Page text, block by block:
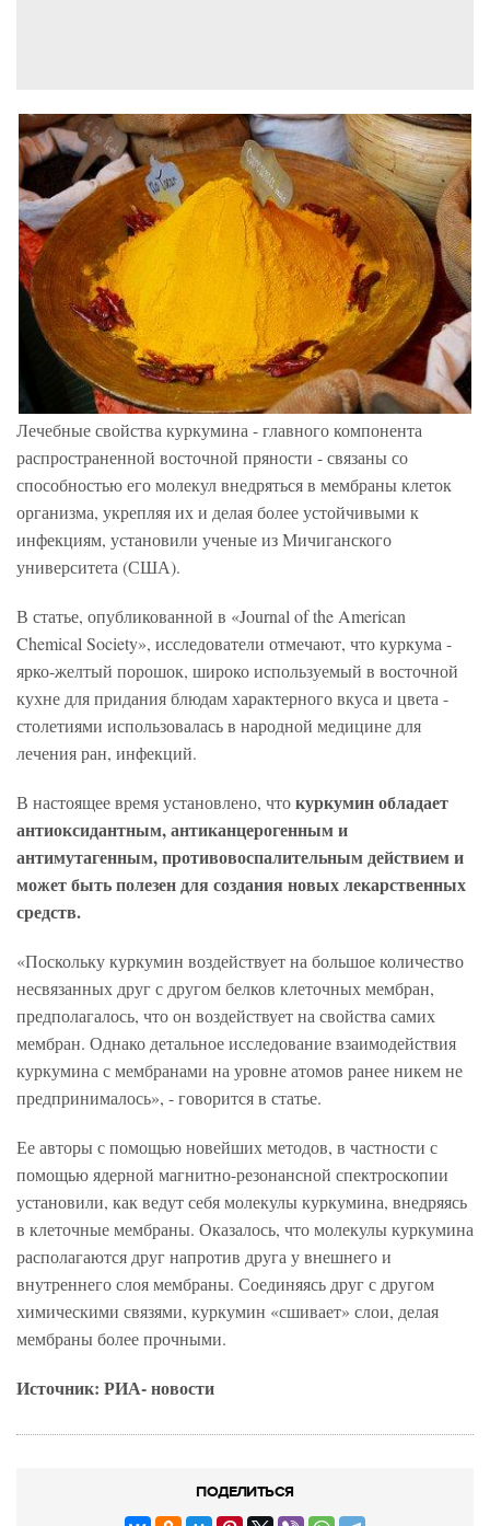
Лечебные свойства куркумина - главного компонента
распространенной восточной пряности - связаны со
способностью его молекул внедряться в мембраны клеток
организма, укрепляя их и делая более устойчивыми к
инфекциям, установили ученые из Мичиганского
университета (США).
В статье, опубликованной в «Journal of the American
Chemical Society», исследователи отмечают, что куркума -
ярко-желтый порошок, широко используемый в восточной
кухне для придания блюдам характерного вкуса и цвета -
столетиями использовалась в народной медицине для
лечения ран, инфекций.
В настоящее время установлено, чтокуркумин обладает
антиоксидантным, антиканцерогенным и
антимутагенным, противовоспалительным действием и
может быть полезен для создания новых лекарственных
средств.
«Поскольку куркумин воздействует на большое количество
несвязанных друг с другом белков клеточных мембран,
предполагалось, что он воздействует на свойства самих
мембран. Однако детальное исследование взаимодействия
куркумина с мембранами на уровне атомов ранее никем не
предпринималось», - говорится в статье.
Ее авторы с помощью новейших методов, в частности с
помощью ядерной магнитно-резонансной спектроскопии
установили, как ведут себя молекулы куркумина, внедряясь
в клеточные мембраны. Оказалось, что молекулы куркумина
располагаются друг напротив друга у внешнего и
внутреннего слоя мембраны. Соединяясь друг с другом
химическими связями, куркумин «сшивает» слои, делая
мембраны более прочными.
Источник: РИА- новости
ПОДЕЛИТЬСЯ